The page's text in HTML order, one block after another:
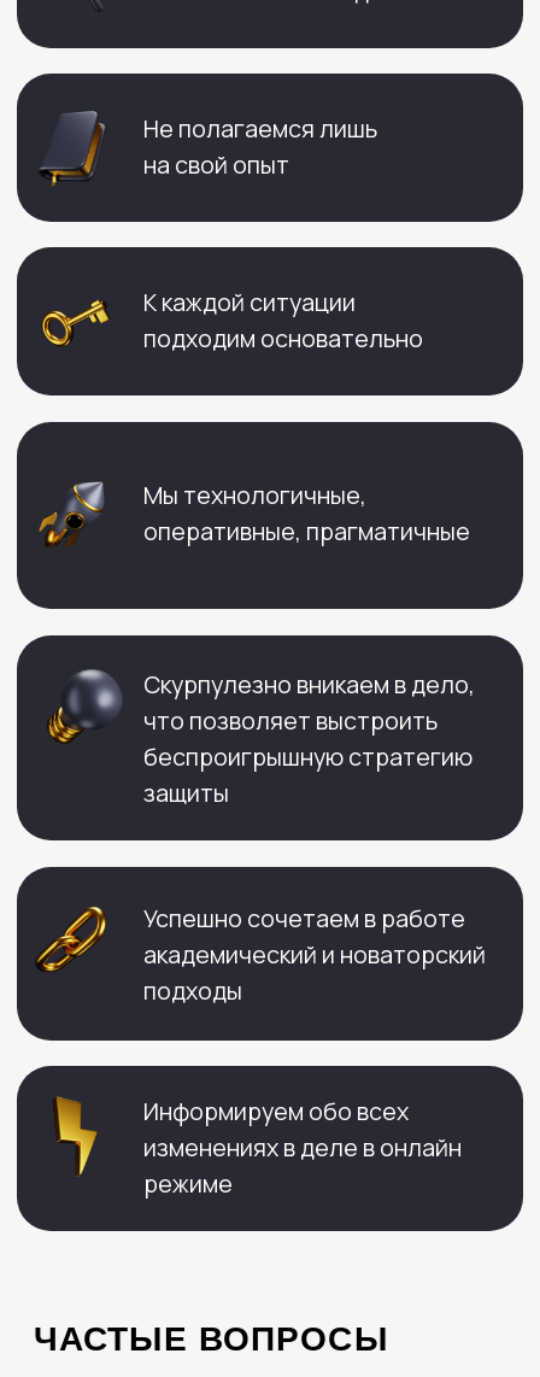
КОНТАКТЫ
+7 495 532-05-77
г. Москва
info@bondyakov-group.ru